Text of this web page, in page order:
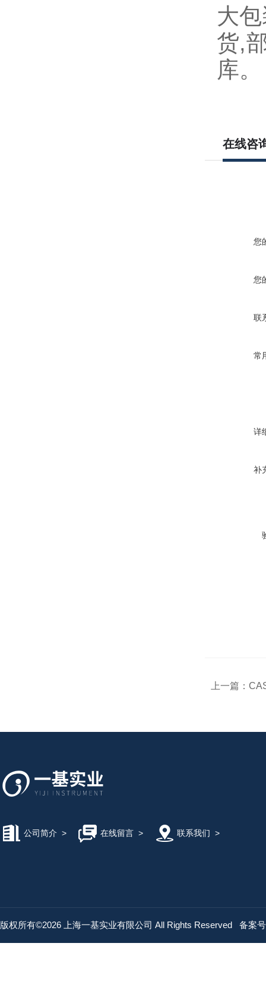
大
货,
库。
在线咨
您
您
联
常
详
补
上一篇：
公司简介 > 在线留言> 联系我们 >
版权所有©2026 上海一基实业有限公司 All Rights Reserved 备案